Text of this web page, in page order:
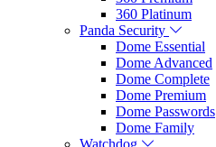
360 Platinum
Panda Security
Dome Essential
Dome Advanced
Dome Complete
Dome Premium
Dome Passwords
Dome Family